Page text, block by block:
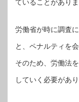
ていることがありま
労働省が時に調査
と、ペナルティを
そのため、労働法
していく必要があり